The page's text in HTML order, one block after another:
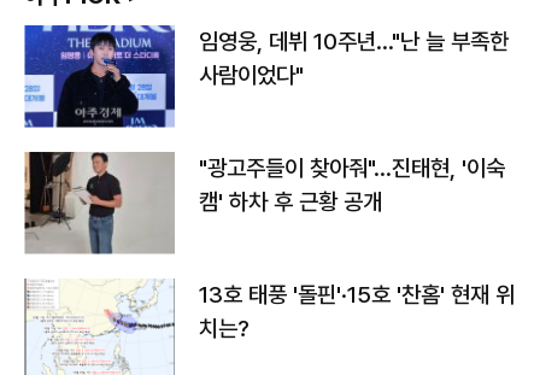
임영웅, 데뷔 10주년…"난 늘 부족한
사람이었다"
"광고주들이 찾아줘"…진태현, '이숙
캠' 하차 후 근황 공개
13호 태풍 '돌핀'·15호 '찬홈' 현재 위
치는?